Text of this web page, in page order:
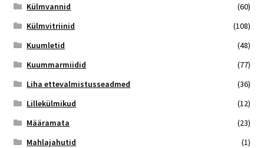
Külmvannid
(60)
Külmvitriinid
(108)
Kuumletid
(48)
Kuummarmiidid
(77)
Liha ettevalmistusseadmed
(36)
Lillekülmikud
(12)
Määramata
(23)
Mahlajahutid
(1)